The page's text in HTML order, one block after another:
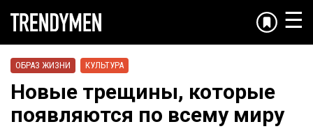
☰
ОБРАЗ ЖИЗНИ КУЛЬТУРА
Новые трещины, которые
появляются по всему миру